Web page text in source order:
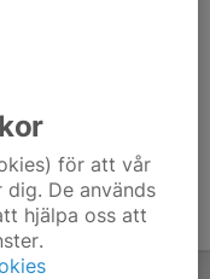
för att vår
De används
hjälpa oss att